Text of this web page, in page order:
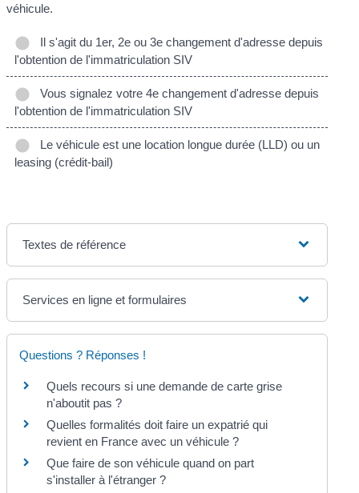
véhicule.
Il s'agit du 1er, 2e ou 3e changement d'adresse depuis
l'obtention de l'immatriculation SIV
Vous signalez votre 4e changement d'adresse depuis
l'obtention de l'immatriculation SIV
Le véhicule est une location longue durée (LLD) ou un
leasing (crédit-bail)
Textes de référence
Services en ligne et formulaires
Questions ? Réponses !
Quels recours si une demande de carte grise
n'aboutit pas ?
Quelles formalités doit faire un expatrié qui
revient en France avec un véhicule ?
Que faire de son véhicule quand on part
s'installer à l'étranger ?